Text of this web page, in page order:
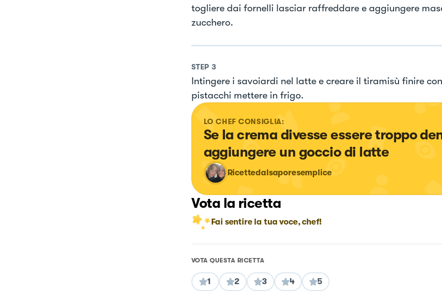
togliere dai fornelli lasciar raffreddare e aggiungere
zucchero.
STEP 3
Intingere i savoiardi nel latte e creare il tiramisù finire
pistacchi mettere in frigo.
LO CHEF CONSIGLIA:
Se la crema divesse essere troppo
aggiungere un goccio di latte
Ricettedalsaporesemplice
Vota la ricetta
Fai sentire la tua voce, chef!
VOTA QUESTA RICETTA
1 2 3 4 5